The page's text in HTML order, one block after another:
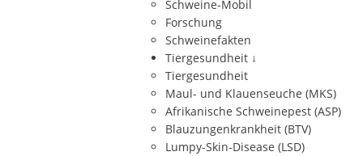
Schweine-Mobil
Forschung
Schweinefakten
Tiergesundheit ↓
Tiergesundheit
Maul- und Klauenseuche (MKS)
Afrikanische Schweinepest (ASP)
Blauzungenkrankheit (BTV)
Lumpy-Skin-Disease (LSD)